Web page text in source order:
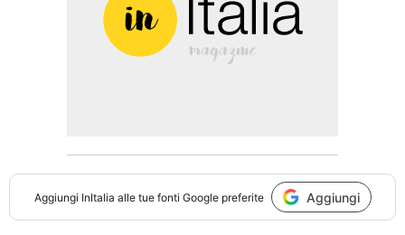
Aggiungi InItalia alle tue fonti Google preferite Aggiungi